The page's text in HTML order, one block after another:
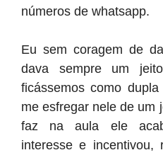
números de whatsapp.
Eu sem coragem de
dava sempre um
ficássemos como
me esfregar nele de um
faz na aula ele
interesse e incentivou,